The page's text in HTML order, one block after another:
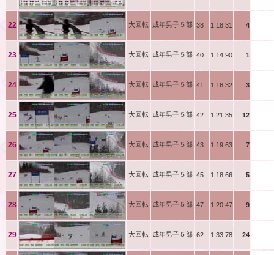
22 大回転 成年男子５部 38 1:18.31 4
23 大回転 成年男子５部 40 1:14.90 1
24 大回転 成年男子５部 41 1:16.32 3
25 大回転 成年男子５部 42 1:21.35 12
26 大回転 成年男子５部 43 1:19.63 7
27 大回転 成年男子５部 45 1:18.66 5
28 大回転 成年男子５部 47 1:20.47 9
29 大回転 成年男子５部 62 1:33.78 24